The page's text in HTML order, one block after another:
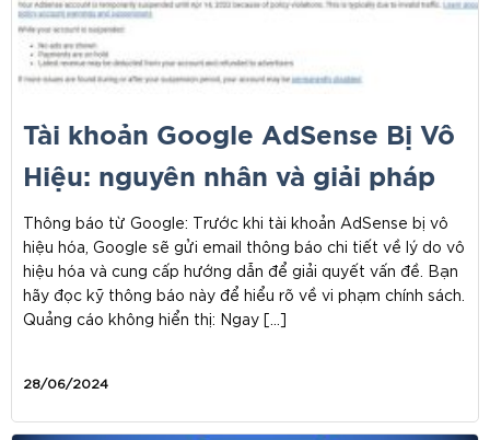
Tài khoản Google AdSense Bị Vô
Hiệu: nguyên nhân và giải pháp
Thông báo từ Google: Trước khi tài khoản AdSense bị vô
hiệu hóa, Google sẽ gửi email thông báo chi tiết về lý do vô
hiệu hóa và cung cấp hướng dẫn để giải quyết vấn đề. Bạn
hãy đọc kỹ thông báo này để hiểu rõ về vi phạm chính sách.
Quảng cáo không hiển thị: Ngay […]
28/06/2024